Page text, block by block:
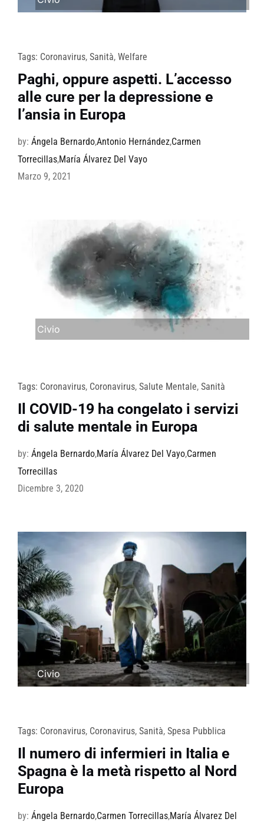
Tags: Coronavirus, Sanità, Welfare
Paghi, oppure aspetti. L’accesso
alle cure per la depressione e
l’ansia in Europa
by: Ángela Bernardo,Antonio Hernández,Carmen
Torrecillas,María Álvarez Del Vayo
Marzo 9, 2021
Civio
Tags: Coronavirus, Coronavirus, Salute Mentale, Sanità
Il COVID-19 ha congelato i servizi
di salute mentale in Europa
by: Ángela Bernardo,María Álvarez Del Vayo,Carmen
Torrecillas
Dicembre 3, 2020
Civio
Tags: Coronavirus, Coronavirus, Sanità, Spesa Pubblica
Il numero di infermieri in Italia e
Spagna è la metà rispetto al Nord
Europa
by: Ángela Bernardo,Carmen Torrecillas,María Álvarez Del